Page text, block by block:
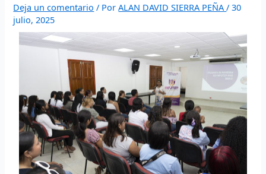
Deja un comentario / PorALAN DAVID SIERRA PEÑA/30
julio, 2025